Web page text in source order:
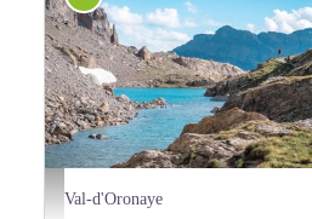
Lac Long - Teddy Verneuil/AD04
Val-d'Oronaye